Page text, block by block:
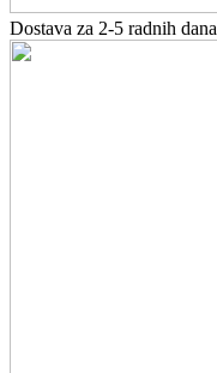
Dostava za 2-5 radnih dana